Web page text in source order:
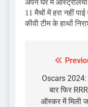
अपने घर में
11 मैचों में हरा नहीं
कीवी टीम के हाथों
Post
navigation
Oscars
बार फिर
ऑस्कर में मिली